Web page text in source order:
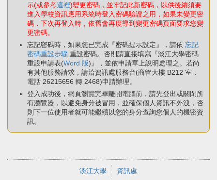
示(或參考這裡)變更密碼，並牢記此新密碼，以供後續須要
進入學校資訊應用系統時登入密碼驗證之用，如果未變更密
碼，下次再登入時，依舊會再度導到變更密碼頁面要求您變
更密碼。
忘記密碼時，如果您已完成『密碼提示設定』，請依 忘記
密碼重設步驟 重設密碼。否則請直接填寫『淡江大學密碼
重設申請表(Word 版)』，並依申請單上說明處理之。若尚
有其他服務請求，請洽資訊處服務台(商管大樓 B212 室，
電話 26215656 轉 2468)申請辦理。
登入成功後，網頁瀏覽完畢離開電腦前，請先登出或關閉所
有瀏覽器，以避免身分被冒用，並確保個人資訊不外洩，否
則下一位使用者就可能繼續以您的身分查詢您個人的機密資
訊。
淡江大學 資訊處